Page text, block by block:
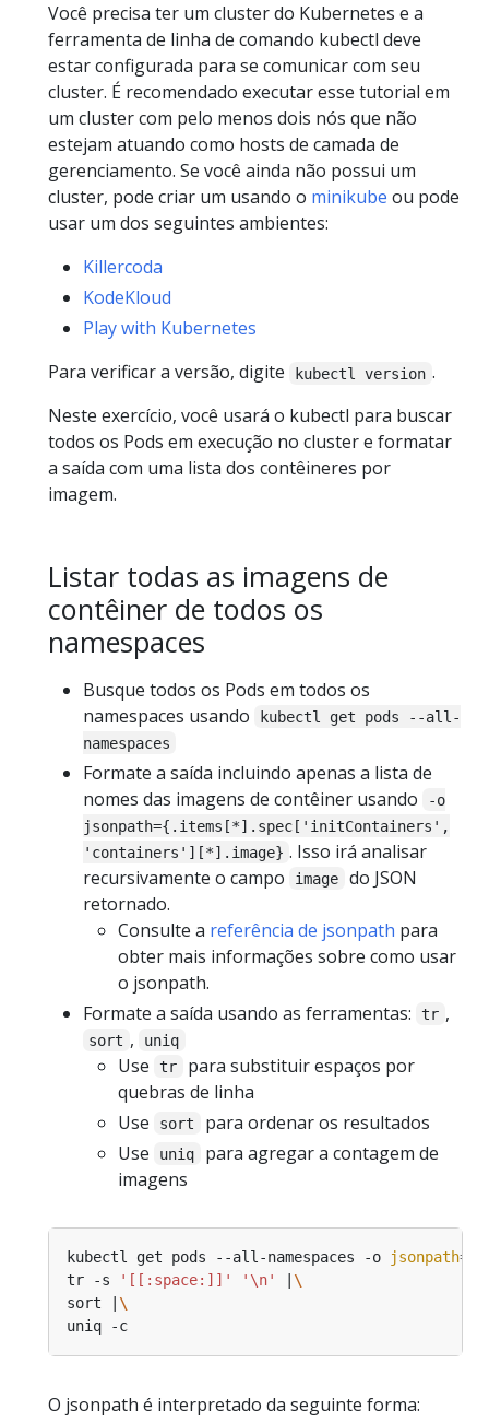
Você precisa ter um cluster do Kubernetes e a
ferramenta de linha de comando kubectl deve
estar configurada para se comunicar com seu
cluster. É recomendado executar esse tutorial em
um cluster com pelo menos dois nós que não
estejam atuando como hosts de camada de
gerenciamento. Se você ainda não possui um
cluster, pode criar um usando o minikube ou pode
usar um dos seguintes ambientes:
Killercoda
KodeKloud
Play with Kubernetes
Para verificar a versão, digite
kubectl version .
Neste exercício, você usará o kubectl para buscar
todos os Pods em execução no cluster e formatar
a saída com uma lista dos contêineres por
imagem.
Listar todas as imagens de
contêiner de todos os
namespaces
Busque todos os Pods em todos os
namespaces usando
kubectl get pods --all-
namespaces
Formate a saída incluindo apenas a lista de
nomes das imagens de contêiner usando
-o
jsonpath={.items[*].spec['initContainers',
'containers'][*].image} . Isso irá analisar
recursivamente o campo
image
do JSON
retornado.
Consulte a referência de jsonpath para
obter mais informações sobre como usar
o jsonpath.
Formate a saída usando as ferramentas:
tr ,
sort , uniq
Use tr
para substituir espaços por
quebras de linha
Use
sort
para ordenar os resultados
Use
uniq
para agregar a contagem de
imagens
kubectl get pods --all-namespaces -o jsonpath=
tr -s
'[[:space:]]' '\n' |
sort |
O jsonpath é interpretado da seguinte forma: